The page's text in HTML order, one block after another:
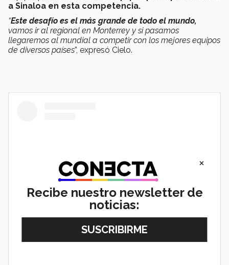
a Sinaloa en esta competencia.
“Este desafío es el más grande de todo el mundo,
vamos ir al regional en Monterrey y si pasamos
llegaremos al mundial a competir con los mejores equipos
de diversos países”, expresó Cielo.
×
Recibe nuestro newsletter de
noticias: